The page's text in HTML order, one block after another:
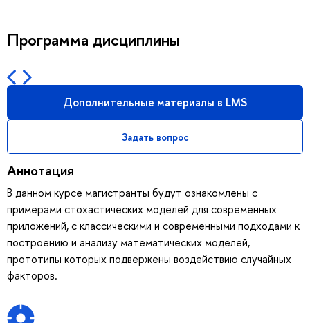
Программа дисциплины
Дополнительные материалы в LMS
Задать вопрос
Аннотация
В данном курсе магистранты будут ознакомлены с
примерами стохастических моделей для современных
приложений, с классическими и современными подходами к
построению и анализу математических моделей,
прототипы которых подвержены воздействию случайных
факторов.